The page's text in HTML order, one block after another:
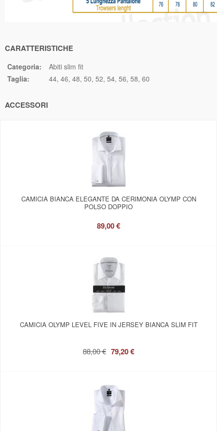
CARATTERISTICHE
Categoria:
Abiti slim fit
Taglia:
44 46 48 50 52 54 56 58 60
ACCESSORI
CAMICIA BIANCA ELEGANTE DA CERIMONIA OLYMP CON
POLSO DOPPIO
89,00 €
CAMICIA OLYMP LEVEL FIVE IN JERSEY BIANCA SLIM FIT
88,00 € 79,20 €